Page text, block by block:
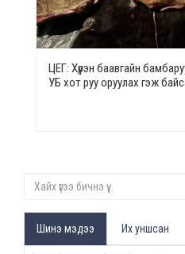
ЦЕГ: Хүрэн баавгайн
УБ хот руу оруулах гэж
Шинэ мэдээ Их уншсан